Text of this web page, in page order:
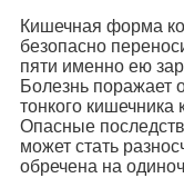
Кишечная форма
безопасно
пяти именно ею
Болезнь поражает
тонкого
Опасные
может стать
обречена на